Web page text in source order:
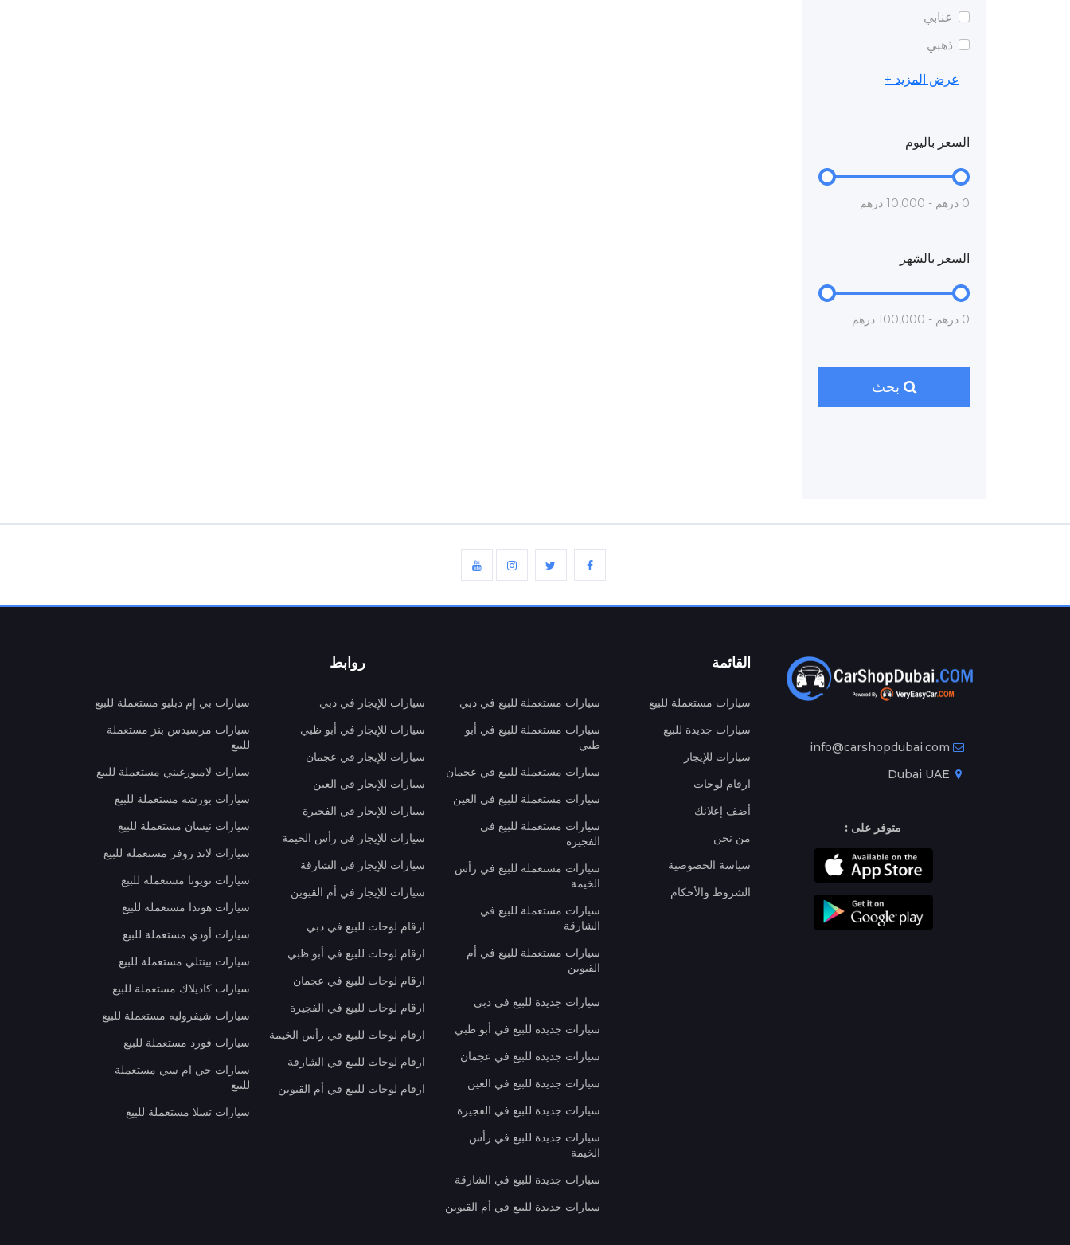
عنابي
ذهبي
عرض المزيد +
السعر باليوم
0 درهم - 10,000 درهم
السعر بالشهر
0 درهم - 100,000 درهم
بحث
info@carshopdubai.com
متوفر على :
القائمة
سيارات مستعملة للبيع
سيارات جديدة للبيع
سيارات للإيجار
ارقام لوحات
أضف إعلانك
من نحن
سياسة الخصوصية
الشروط والأحكام
روابط
سيارات مستعملة للبيع في دبي
سيارات مستعملة للبيع في أبو
ظبي
سيارات مستعملة للبيع في عجمان
سيارات مستعملة للبيع في العين
سيارات مستعملة للبيع في
الفجيرة
سيارات مستعملة للبيع في رأس
الخيمة
سيارات مستعملة للبيع في
الشارقة
سيارات مستعملة للبيع في أم
القيوين
سيارات جديدة للبيع في دبي
سيارات جديدة للبيع في أبو ظبي
سيارات جديدة للبيع في عجمان
سيارات جديدة للبيع في العين
سيارات جديدة للبيع في الفجيرة
سيارات جديدة للبيع في رأس
الخيمة
سيارات جديدة للبيع في الشارقة
سيارات جديدة للبيع في أم القيوين
سيارات للإيجار في دبي
سيارات للإيجار في أبو ظبي
سيارات للإيجار في عجمان
سيارات للإيجار في العين
سيارات للإيجار في الفجيرة
سيارات للإيجار في رأس الخيمة
سيارات للإيجار في الشارقة
سيارات للإيجار في أم القيوين
ارقام لوحات للبيع في دبي
ارقام لوحات للبيع في أبو ظبي
ارقام لوحات للبيع في عجمان
ارقام لوحات للبيع في الفجيرة
ارقام لوحات للبيع في رأس الخيمة
ارقام لوحات للبيع في الشارقة
ارقام لوحات للبيع في أم القيوين
سيارات بي إم دبليو مستعملة للبيع
سيارات مرسيدس بنز مستعملة
للبيع
سيارات لامبورغيني مستعملة للبيع
سيارات بورشه مستعملة للبيع
سيارات نيسان مستعملة للبيع
سيارات لاند روفر مستعملة للبيع
سيارات تويوتا مستعملة للبيع
سيارات هوندا مستعملة للبيع
سيارات أودي مستعملة للبيع
سيارات بينتلي مستعملة للبيع
سيارات كاديلاك مستعملة للبيع
سيارات شيفروليه مستعملة للبيع
سيارات فورد مستعملة للبيع
سيارات جي ام سي مستعملة
للبيع
سيارات تسلا مستعملة للبيع